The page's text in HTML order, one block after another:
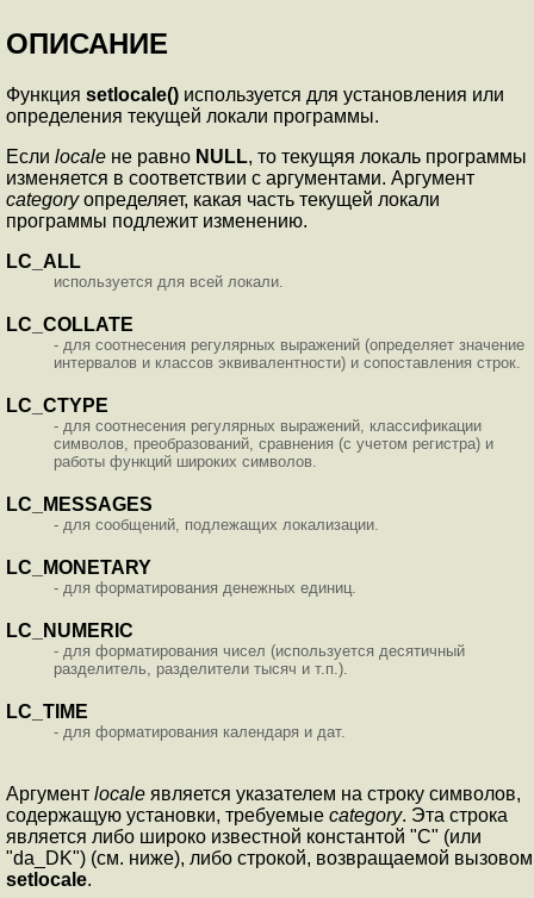
ОПИСАНИЕ
Функция setlocale() используется для установления или
определения текущей локали программы.
Если locale не равно NULL, то текущяя локаль программы
изменяется в соответствии с аргументами. Аргумент
categoryопределяет, какая часть текущей локали
программы подлежит изменению.
LC_ALL
используется для всей локали.
LC_COLLATE
- для соотнесения регулярных выражений (определяет значение
интервалов и классов эквивалентности) и сопоставления строк.
LC_CTYPE
- для соотнесения регулярных выражений, классификации
символов, преобразований, сравнения (с учетом регистра) и
работы функций широких символов.
LC_MESSAGES
- для сообщений, подлежащих локализации.
LC_MONETARY
- для форматирования денежных единиц.
LC_NUMERIC
- для форматирования чисел (используется десятичный
разделитель, разделители тысяч и т.п.).
LC_TIME
- для форматирования календаря и дат.
Аргумент locale является указателем на строку символов,
содержащую установки, требуемые category. Эта строка
является либо широко известной константой "C" (или
"da_DK") (см. ниже), либо строкой, возвращаемой вызовом
setlocale.